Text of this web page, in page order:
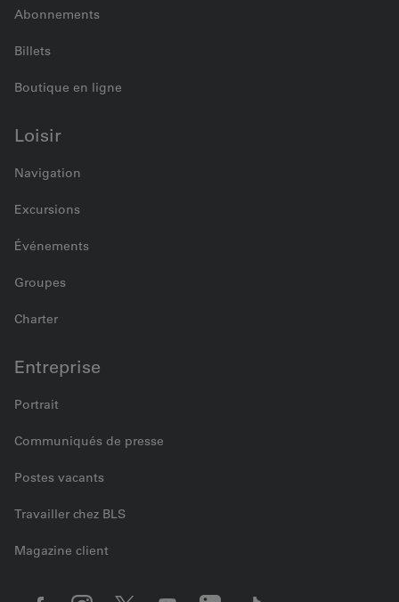
Abonnements
Billets
Boutique en ligne
Loisir
Navigation
Excursions
Événements
Groupes
Charter
Entreprise
Portrait
Communiqués de presse
Postes vacants
Travailler chez BLS
Magazine client